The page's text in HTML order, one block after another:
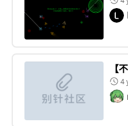
【
4